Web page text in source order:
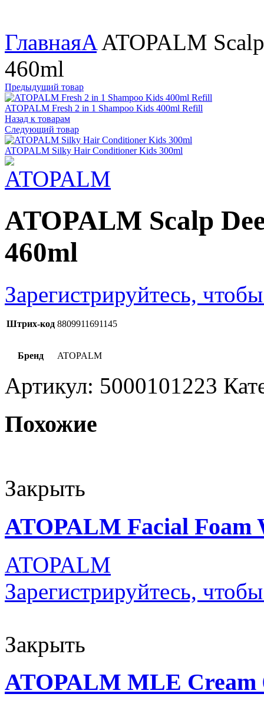
ГлавнаяAATOPALM
460ml
Предыдущий товар
ATOPALM Fresh 2 in 1 Shampoo Kids 400ml Refill
Назад к товарам
Следующий товар
ATOPALM Silky Hair Conditioner Kids 300ml
ATOPALM Scalp
460ml
Зарегистрируйтесь,
Штрих-код 8809911691145
Бренд ATOPALM
Артикул: 5000101223
Похожие
Закрыть
ATOPALM Facial Foam
ATOPALM
Зарегистрируйтесь,
Закрыть
ATOPALM MLE Cream